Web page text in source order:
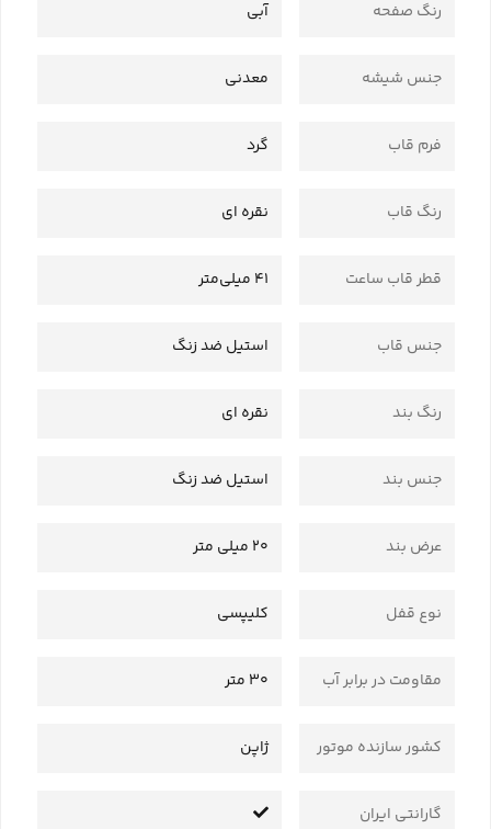
رنگ صفحه آبی
جنس شیشه معدنی
فرم قاب گرد
رنگ قاب نقره ای
قطر قاب ساعت 41 میلی‌متر
جنس قاب استیل ضد زنگ
رنگ بند نقره ای
جنس بند استیل ضد زنگ
عرض بند 20 میلی متر
نوع قفل کلیپسی
مقاومت در برابر آب 30 متر
کشور سازنده موتور ژاپن
گارانتی ایران